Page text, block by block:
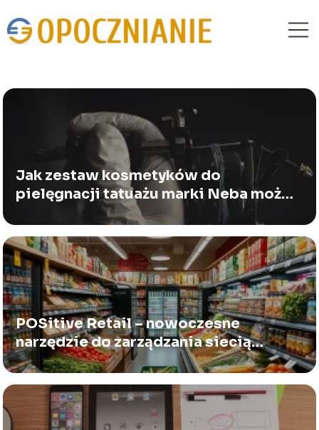
Jak zestaw kosmetyków do
pielęgnacji tatuażu marki Neba może
odmienić wygląd Twojej dziary?
POSitive Retail – nowoczesne
narzędzie do zarządzania siecią
sklepów